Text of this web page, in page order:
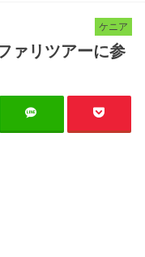
ケニア
ァリツアーに参